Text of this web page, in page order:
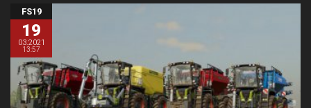
FS19
19
03.2021
13:57